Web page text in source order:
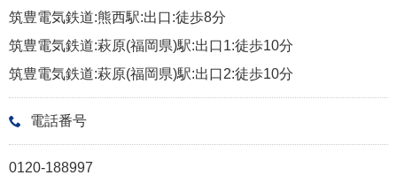
筑豊電気鉄道:熊西駅:出口:徒歩8分
筑豊電気鉄道:萩原(福岡県)駅:出口1:徒歩10分
筑豊電気鉄道:萩原(福岡県)駅:出口2:徒歩10分
電話番号
0120-188997